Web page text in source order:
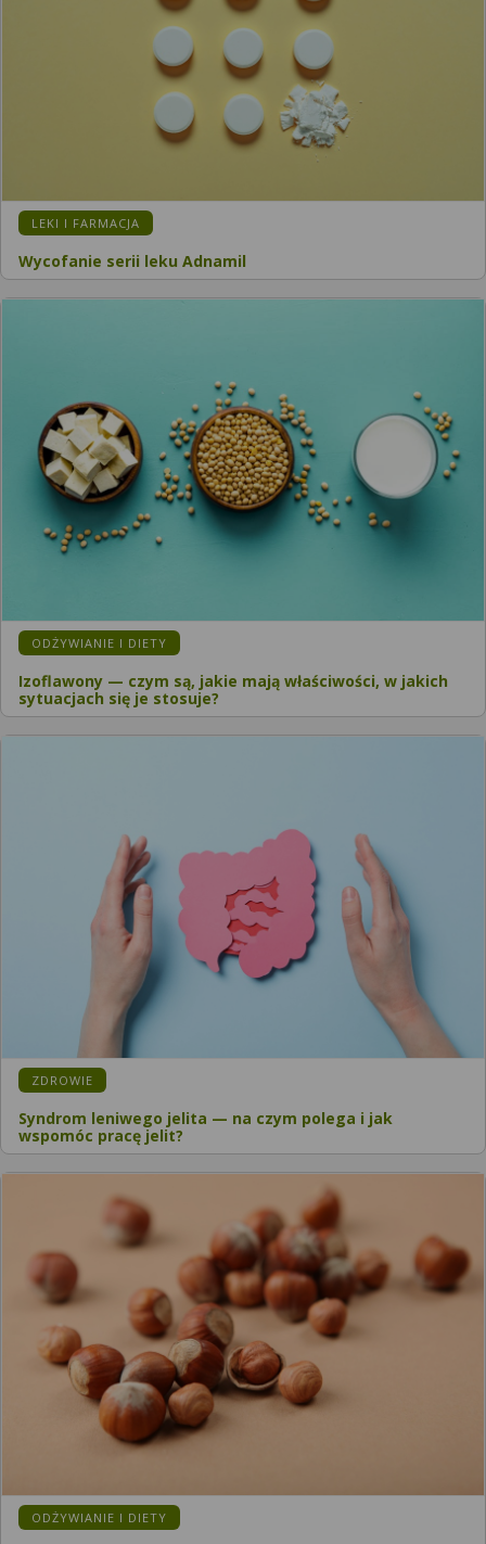
LEKI I FARMACJA
Wycofanie serii leku Adnamil
ODŻYWIANIE I DIETY
Izoflawony — czym są, jakie mają właściwości, w jakich
sytuacjach się je stosuje?
ZDROWIE
Syndrom leniwego jelita — na czym polega i jak
wspomóc pracę jelit?
ODŻYWIANIE I DIETY